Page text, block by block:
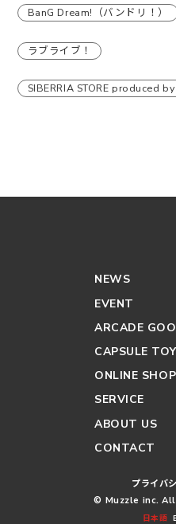
BanG Dream!（バンドリ！）
ラブライブ！
SIBERRIA STORE produced
NEWS
EVENT
ARCADE
CAPSULE
ONLINE SHOP
SERVICE
ABOUT US
CONTACT
プライバ
© Muzzle inc.
日本語